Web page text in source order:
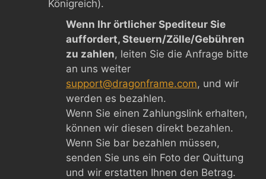
Königreich).
Wenn Ihr örtlicher Spediteur Sie
auffordert, Steuern/Zölle/Gebühren
zu zahlen, leiten Sie die Anfrage bitte
an uns weiter
support@dragonframe.com, und wir
werden es bezahlen.
Wenn Sie einen Zahlungslink erhalten,
können wir diesen direkt bezahlen.
Wenn Sie bar bezahlen müssen,
senden Sie uns ein Foto der Quittung
und wir erstatten Ihnen den Betrag.